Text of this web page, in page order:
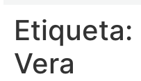
Etiqueta:
Vera